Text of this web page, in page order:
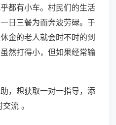
都有小车。村民们的生活
日三餐为而奔波劳碌。于
金的老人就会时不时的到
然打得小，但如果经常输
，想获取一对一指导，添
流 。